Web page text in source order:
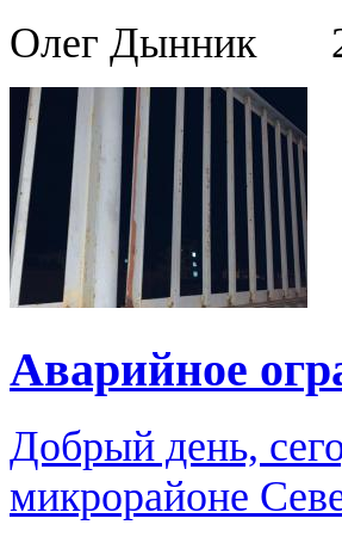
Олег Дынник
Аварийное
Добрый день,
микрорайоне